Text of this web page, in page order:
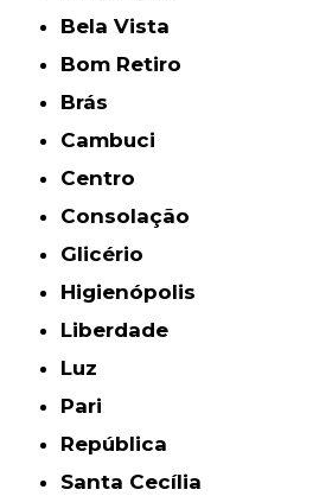
Bela Vista
Bom Retiro
Brás
Cambuci
Centro
Consolação
Glicério
Higienópolis
Liberdade
Luz
Pari
República
Santa Cecília